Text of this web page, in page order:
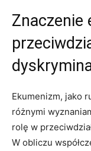
Znaczenie
Ekumenizm,‌ jako
różnymi
rolę w
W obliczu